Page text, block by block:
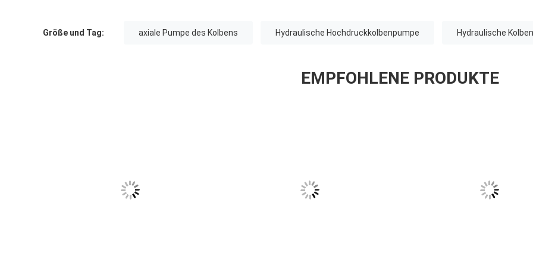
Größe und Tag: axiale Pumpe des Kolbens Hydraulische Hochdruckkolbenpumpe Hydraulische
EMPFOHLENE PRODUKTE